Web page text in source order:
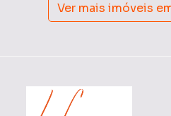
Ver mais imóveis